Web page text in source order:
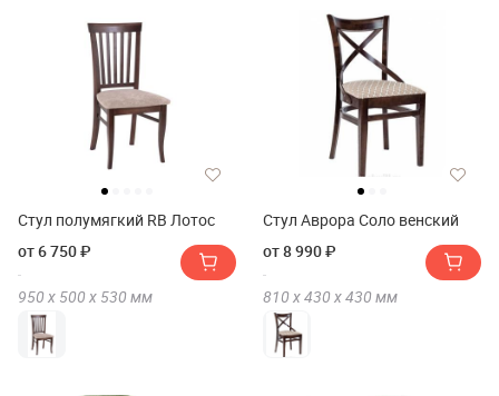
Стул полумягкий RB Лотос
от 6 750 ₽
950 х 500 х 530 мм
Стул Аврора Соло венский
от 8 990 ₽
810 х430 х430 мм